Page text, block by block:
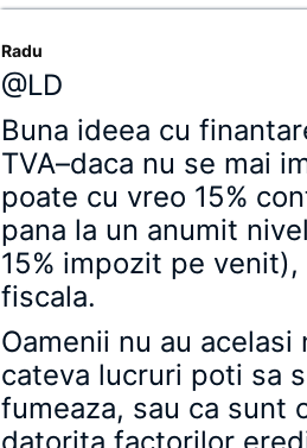
Radu
@LD
Buna ideea cu
TVA–daca nu se mai
poate cu vreo 15%
pana la un anumit
15% impozit pe
fiscala.
Oamenii nu au
cateva lucruri poti sa
fumeaza, sau ca sunt